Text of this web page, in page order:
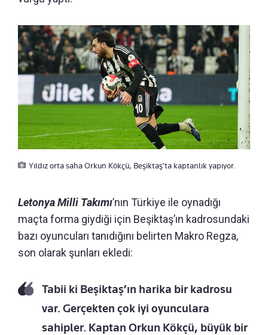
Yıldız orta saha Orkun Kökçü, Beşiktaş'ta kaptanlık yapıyor.
Letonya Milli Takımı’nın Türkiye ile oynadığı
maçta forma giydiği için Beşiktaş’ın kadrosundaki
bazı oyuncuları tanıdığını belirten Makro Regza,
son olarak şunları ekledi:
Tabii ki Beşiktaş’ın harika bir kadrosu
var. Gerçekten çok iyi oyunculara
sahipler. Kaptan Orkun Kökçü, büyük bir